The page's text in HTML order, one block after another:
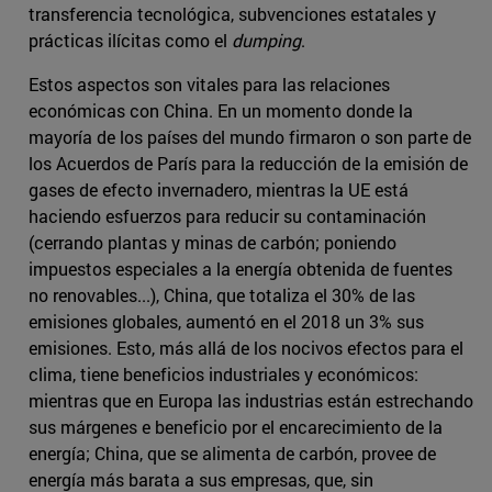
transferencia tecnológica, subvenciones estatales y
prácticas ilícitas como el dumping.
Estos aspectos son vitales para las relaciones
económicas con China. En un momento donde la
mayoría de los países del mundo firmaron o son parte de
los Acuerdos de París para la reducción de la emisión de
gases de efecto invernadero, mientras la UE está
haciendo esfuerzos para reducir su contaminación
(cerrando plantas y minas de carbón; poniendo
impuestos especiales a la energía obtenida de fuentes
no renovables...), China, que totaliza el 30% de las
emisiones globales, aumentó en el 2018 un 3% sus
emisiones. Esto, más allá de los nocivos efectos para el
clima, tiene beneficios industriales y económicos:
mientras que en Europa las industrias están estrechando
sus márgenes e beneficio por el encarecimiento de la
energía; China, que se alimenta de carbón, provee de
energía más barata a sus empresas, que, sin